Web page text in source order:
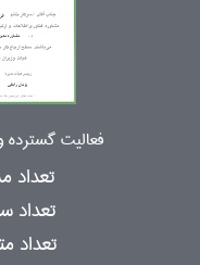
فعالیت
تعداد
تعداد
تعداد